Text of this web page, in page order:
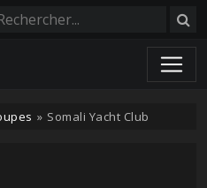
» Somali Yacht Club